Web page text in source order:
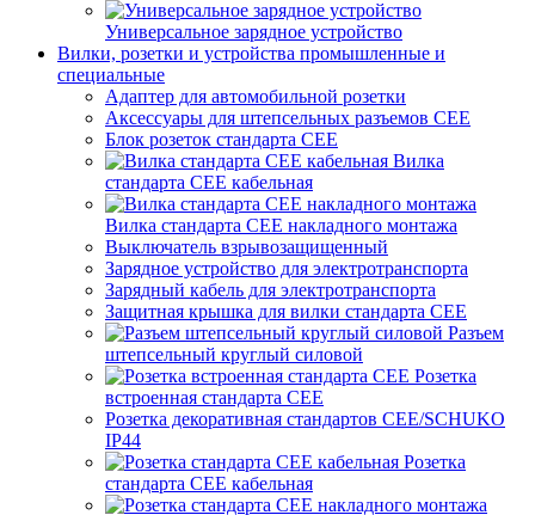
Универсальное зарядное устройство
Вилки, розетки и устройства промышленные и
специальные
Адаптер для автомобильной розетки
Аксессуары для штепсельных разъемов CEE
Блок розеток стандарта CEE
Вилка
стандарта CEE кабельная
Вилка стандарта CEE накладного монтажа
Выключатель взрывозащищенный
Зарядное устройство для электротранспорта
Зарядный кабель для электротранспорта
Защитная крышка для вилки стандарта CEE
Разъем
штепсельный круглый силовой
Розетка
встроенная стандарта CEE
Розетка декоративная стандартов CEE/SCHUKO
IP44
Розетка
стандарта СЕЕ кабельная